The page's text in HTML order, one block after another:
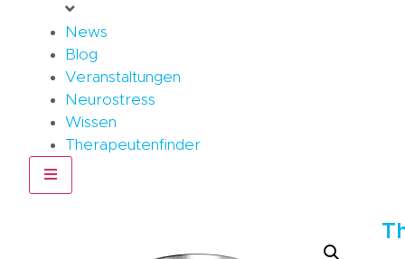
News
Blog
Veranstaltungen
Neurostress
Wissen
Therapeutenfinder
Hamburger Toggle Menu